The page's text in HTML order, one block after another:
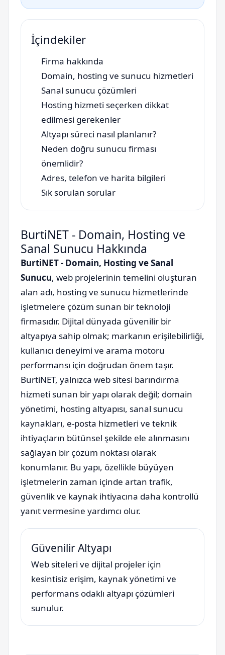
İçindekiler
Firma hakkında
Domain, hosting ve sunucu hizmetleri
Sanal sunucu çözümleri
Hosting hizmeti seçerken dikkat
edilmesi gerekenler
Altyapı süreci nasıl planlanır?
Neden doğru sunucu firması
önemlidir?
Adres, telefon ve harita bilgileri
Sık sorulan sorular
BurtiNET - Domain, Hosting ve
Sanal Sunucu Hakkında
BurtiNET - Domain, Hosting ve Sanal
Sunucu, web projelerinin temelini oluşturan
alan adı, hosting ve sunucu hizmetlerinde
işletmelere çözüm sunan bir teknoloji
firmasıdır. Dijital dünyada güvenilir bir
altyapıya sahip olmak; markanın erişilebilirliği,
kullanıcı deneyimi ve arama motoru
performansı için doğrudan önem taşır.
BurtiNET, yalnızca web sitesi barındırma
hizmeti sunan bir yapı olarak değil; domain
yönetimi, hosting altyapısı, sanal sunucu
kaynakları, e-posta hizmetleri ve teknik
ihtiyaçların bütünsel şekilde ele alınmasını
sağlayan bir çözüm noktası olarak
konumlanır. Bu yapı, özellikle büyüyen
işletmelerin zaman içinde artan trafik,
güvenlik ve kaynak ihtiyacına daha kontrollü
yanıt vermesine yardımcı olur.
Güvenilir Altyapı
Web siteleri ve dijital projeler için
kesintisiz erişim, kaynak yönetimi ve
performans odaklı altyapı çözümleri
sunulur.